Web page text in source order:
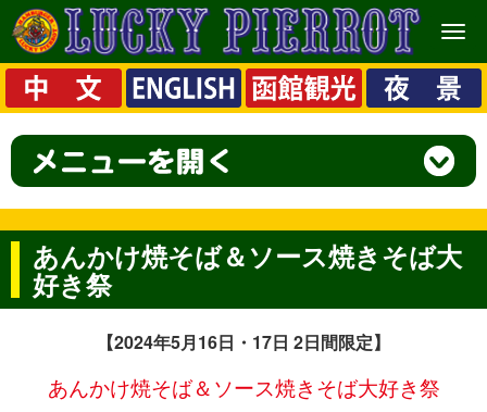
メ
ニ
ュ
ー
あんかけ焼そば＆ソース焼きそば大
好き祭
【2024年5月16日・17日 2日間限定】
あんかけ焼そば＆ソース焼きそば大好き祭